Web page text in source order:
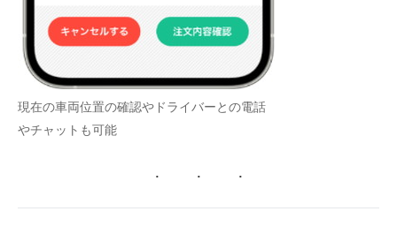
現在の車両位置の確認やドライバーとの電話
やチャットも可能